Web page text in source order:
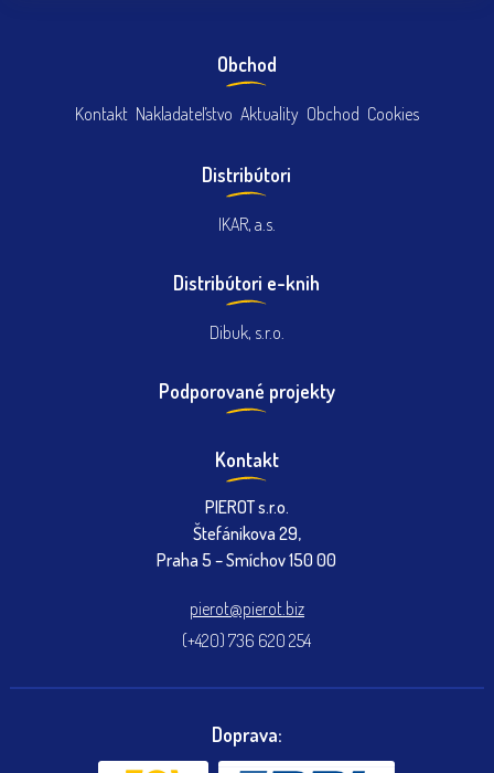
Obchod
Kontakt Nakladateľstvo Aktuality Obchod Cookies
Distribútori
IKAR, a.s.
Distribútori e-knih
Dibuk, s.r.o.
Podporované projekty
Kontakt
PIEROT s.r.o.
Štefánikova 29,
Praha 5 – Smíchov 150 00
pierot@pierot.biz
(+420) 736 620 254
Doprava: